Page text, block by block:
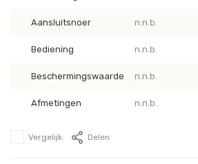
Aansluitsnoer n.n.b.
Bediening n.n.b.
Beschermingswaarde n.n.b.
Afmetingen n.n.b.
Vergelijk Delen